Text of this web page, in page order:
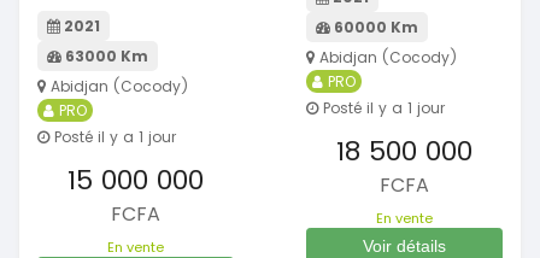
2021
63000 Km
Abidjan (Cocody)
PRO
Posté il y a 1 jour
15 000 000
FCFA
En vente
60000 Km
Abidjan (Cocody)
PRO
Posté il y a 1 jour
18 500 000
FCFA
En vente
Voir détails